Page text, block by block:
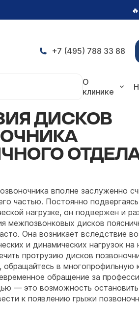
🔥
+7 (495) 788 33 88
О
клинике
ДИСКОВ
вполне заслуженно
частью. Постоянно подвергаясь
нагрузке, он подвержен и
межпозвонковых дисков
Она возникает вследствие
и динамических нагрузок на
протрузию дисков
обращайтесь в многопрофильную
обращение за
— это возможность
к появлению грыжи